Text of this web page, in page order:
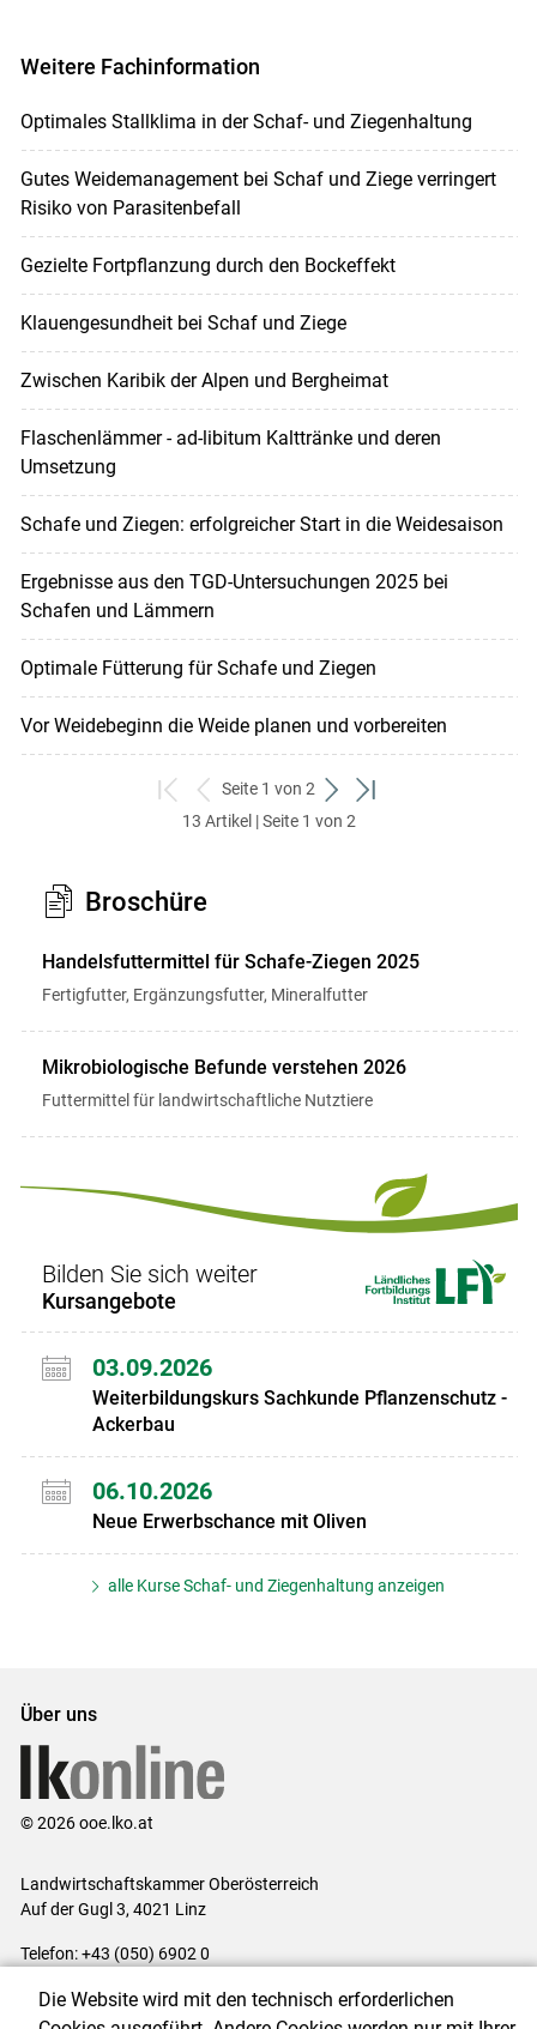
Weitere Fachinformation
Optimales Stallklima in der Schaf- und Ziegenhaltung
Gutes Weidemanagement bei Schaf und Ziege verringert
Risiko von Parasitenbefall
Gezielte Fortpflanzung durch den Bockeffekt
Klauengesundheit bei Schaf und Ziege
Zwischen Karibik der Alpen und Bergheimat
Flaschenlämmer - ad-libitum Kalttränke und deren
Umsetzung
Schafe und Ziegen: erfolgreicher Start in die Weidesaison
Ergebnisse aus den TGD-Untersuchungen 2025 bei
Schafen und Lämmern
Optimale Fütterung für Schafe und Ziegen
Vor Weidebeginn die Weide planen und vorbereiten
zum
ersten
zurück
zum
Seite 1 von 2
weiter
zum
zum
13 Artikel | Seite 1 von 2
Broschüre
Handelsfuttermittel für Schafe-Ziegen 2025
Fertigfutter, Ergänzungsfutter, Mineralfutter
Mikrobiologische Befunde verstehen 2026
Futtermittel für landwirtschaftliche Nutztiere
Bilden Sie sich weiter
Kursangebote
03.09.2026
Weiterbildungskurs Sachkunde Pflanzenschutz -
Ackerbau
06.10.2026
Neue Erwerbschance mit Oliven
alle Kurse Schaf- und Ziegenhaltung anzeigen
Über uns
© 2026 ooe.lko.at
Landwirtschaftskammer Oberösterreich
Auf der Gugl 3, 4021 Linz
Telefon: +43 (050) 6902 0
Impressum|Kontakt|Gewinnspiele|Datenschutzerklärung |
Die Website wird mit den technisch erforderlichen